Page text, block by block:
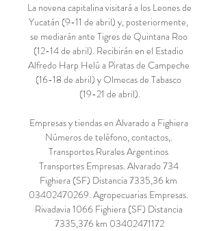
La novena capitalina visitará a los Leones de
Yucatán (9-11 de abril) y, posteriormente,
se mediarán ante Tigres de Quintana Roo
(12-14 de abril). Recibirán en el Estadio
Alfredo Harp Helú a Piratas de Campeche
(16-18 de abril) y Olmecas de Tabasco
(19-21 de abril).
Empresas y tiendas en Alvarado a Fighiera
Números de teléfono, contactos,.
Transportes Rurales Argentinos
Transportes Empresas. Alvarado 734
Fighiera (SF) Distancia 7335,36 km
03402470269. Agropecuarias Empresas.
Rivadavia 1066 Fighiera (SF) Distancia
7335,376 km 03402471172